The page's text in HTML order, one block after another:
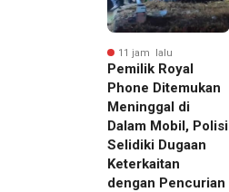
11 jam lalu
Pemilik Royal
Phone Ditemukan
Meninggal di
Dalam Mobil, Polisi
Selidiki Dugaan
Keterkaitan
dengan Pencurian